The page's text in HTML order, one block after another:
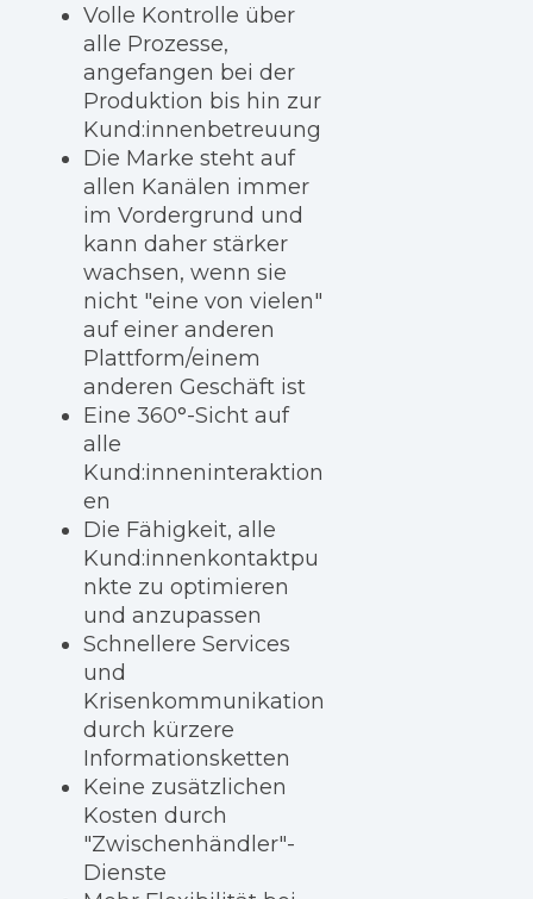
Volle Kontrolle über
alle Prozesse,
angefangen bei der
Produktion bis hin zur
Kund:innenbetreuung
Die Marke steht auf
allen Kanälen immer
im Vordergrund und
kann daher stärker
wachsen, wenn sie
nicht "eine von vielen"
auf einer anderen
Plattform/einem
anderen Geschäft ist
Eine 360°-Sicht auf
alle
Kund:inneninteraktion
en
Die Fähigkeit, alle
Kund:innenkontaktpu
nkte zu optimieren
und anzupassen
Schnellere Services
und
Krisenkommunikation
durch kürzere
Informationsketten
Keine zusätzlichen
Kosten durch
"Zwischenhändler"-
Dienste